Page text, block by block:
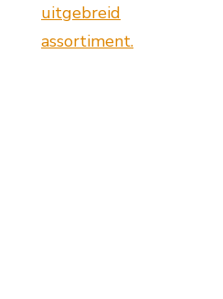
uitgebreid
assortiment.